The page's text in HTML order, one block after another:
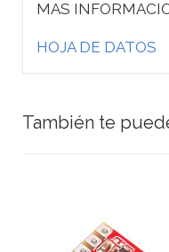
MAS
HOJA DE DATOS
También te